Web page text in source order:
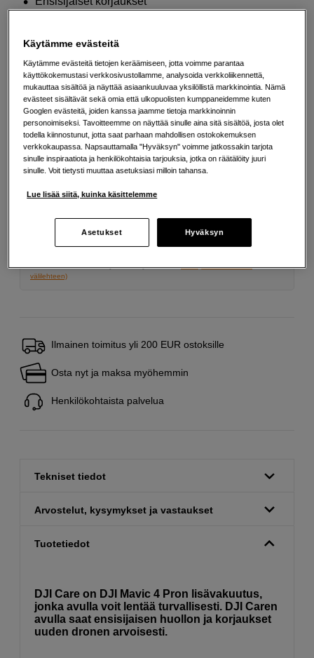
371 EUR
Määrä
Lisää ostoskoriin
Maksa Svea-erämaksulla
19,07 %
Lainaaminen maksaa! Jos et pysty maksamaan velkaa ajoissa, saatat
saada maksuhäiriömerkinnän. Se voi vaikeuttaa asunnon vuokraamista,
välilehteen)
Ilmainen toimitus yli 200 EUR ostoksille
Osta nyt ja maksa myöhemmin
Henkilökohtaista palvelua
Tekniset tiedot
Arvostelut, kysymykset ja vastaukset
Tuotetiedot
DJI Care on DJI Mavic 4 Pron lisävakuutus,
jonka avulla voit lentää turvallisesti. DJI Caren
avulla saat ensisijaisen huollon ja korjaukset
uuden dronen arvoisesti.
Käytämme evästeitä
Käytämme evästeitä tietojen keräämiseen, jotta voimme parantaa
käyttökokemustasi verkkosivustollamme, analysoida verkkoliikennettä,
mukauttaa sisältöä ja näyttää asiaankuuluvaa yksilöllistä markkinointia. Nämä
evästeet sisältävät sekä omia että ulkopuolisten kumppaneidemme kuten
Googlen evästeitä, joiden kanssa jaamme tietoja markkinoinnin
personoimiseksi. Tavoitteemme on näyttää sinulle aina sitä sisältöä, josta olet
todella kiinnostunut, jotta saat parhaan mahdollisen ostokokemuksen
verkkokaupassa. Napsauttamalla "Hyväksyn" voimme jatkossakin tarjota
sinulle inspiraatiota ja henkilökohtaisia tarjouksia, jotka on räätälöity juuri
sinulle. Voit tietysti muuttaa asetuksiasi milloin tahansa.
Lue lisää siitä, kuinka käsittelemme
Asetukset Hyväksyn